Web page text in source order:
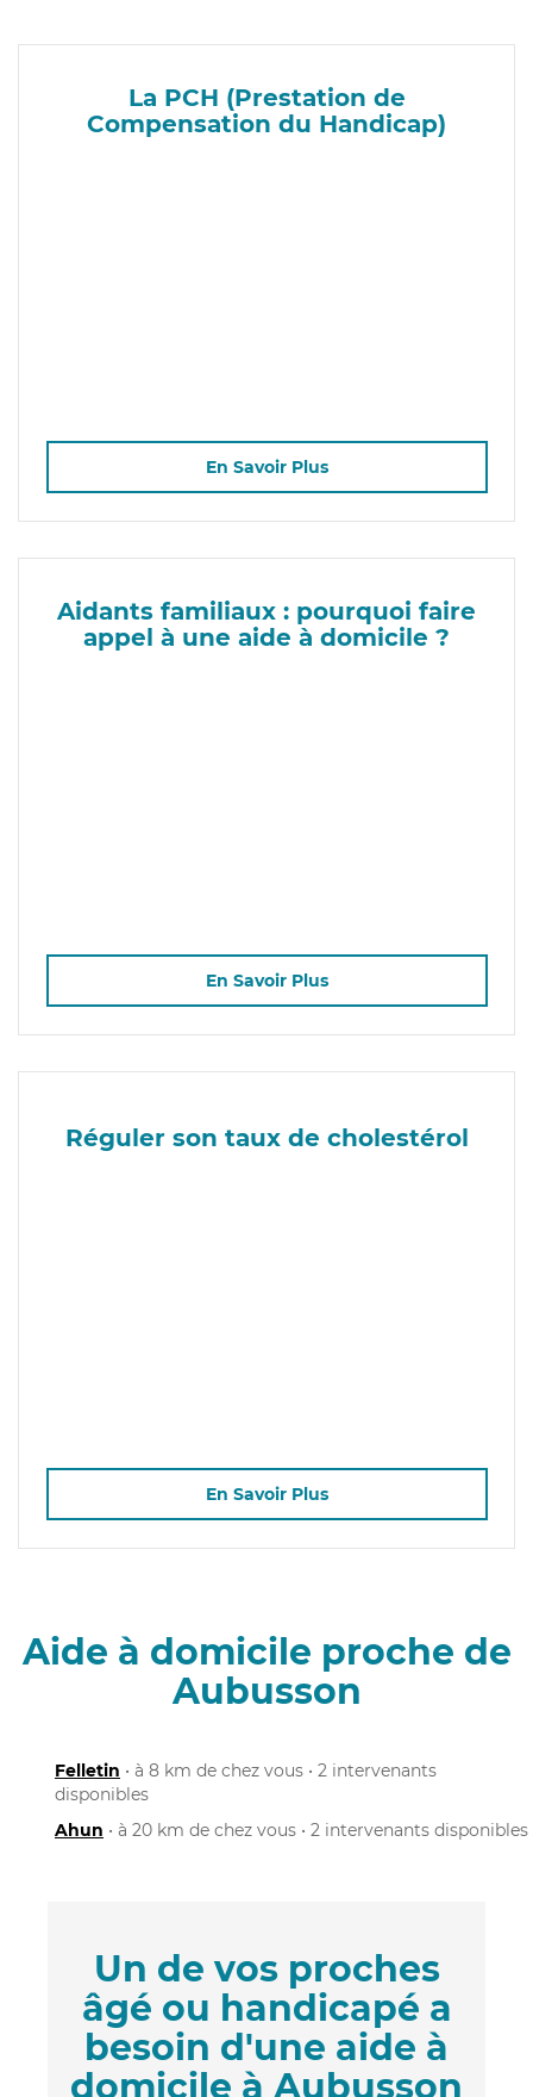
La PCH (Prestation de
Compensation du Handicap)
En Savoir Plus
Aidants familiaux : pourquoi faire
appel à une aide à domicile ?
En Savoir Plus
Réguler son taux de cholestérol
En Savoir Plus
Aide à domicile proche de
Aubusson
Felletin • à 8 km de chez vous • 2 intervenants
disponibles
Ahun • à 20 km de chez vous • 2 intervenants disponibles
Un de vos proches
âgé ou handicapé a
besoin d'une aide à
domicile à Aubusson